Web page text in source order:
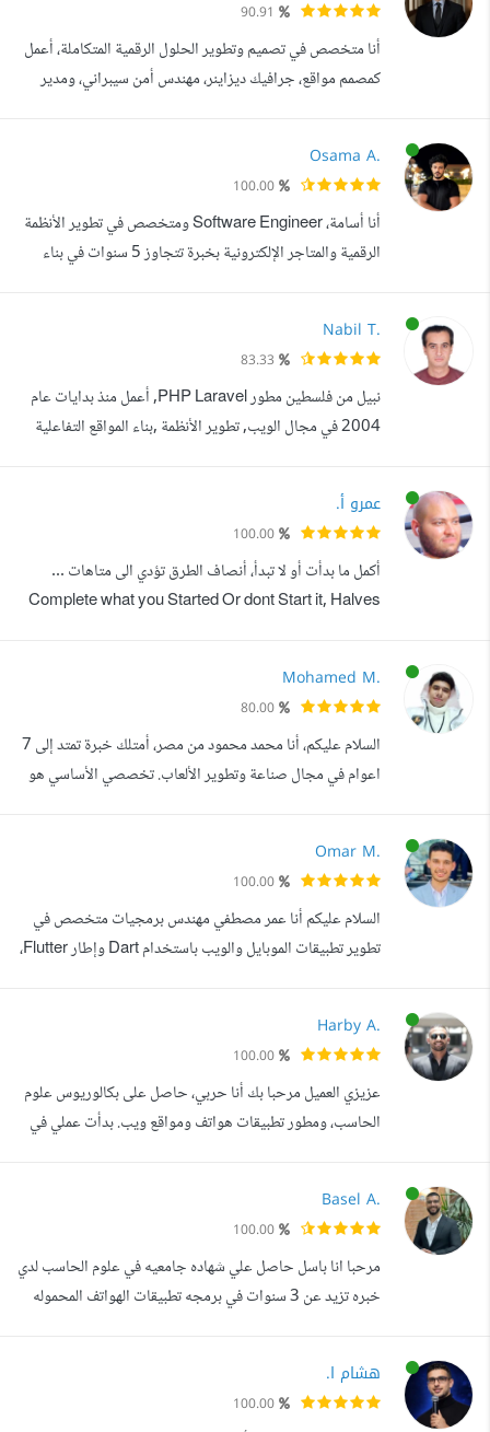
Flutter، مع إتقان Clean Architecture، MVVM، SOLID
Principles، BLoC/Cubit، والتعامل...
أنا متخصص في تصميم وتطوير الحلول الرقمية المتكاملة، أعمل
كمصمم مواقع، جرافيك ديزاينر، مهندس أمن سيبراني، ومدير
وقابلة للقياس. خريج كلية الحاسبات والمعلومات جامعة
وحاصل على شهادات معتمدة ...
Osama A.
أنا أسامة، Software Engineer ومتخصص في تطوير الأنظمة
الرقمية والمتاجر الإلكترونية بخبرة تتجاوز 5 سنوات في بناء
Integrations Automation Systems Server
Management وأعمل على تنفيذ مشاريع متكاملة تشمل:
تصميم وتطوير المواقع والمتاجر الإلكترونية، بناء الأنظمة
المخصصة، ر...
Nabil T.
نبيل من فلسطين مطور PHP Laravel, أعمل منذ بدايات عام
2004 في مجال الويب, تطوير الأنظمة ,بناء المواقع التفاعلية
الإنترنت وتحسين ظهورها في محركات البحث. سبق وأن أطلقت
أول مبادرة بالشرق الأوسط لحوسبة المنهاج العلمي لطلبة الثانوية
العامة في فلسطين, كما قمت ببناء أول موقع لتوصيل طلبات
المطاعم في...
عمرو أ.
أكمل ما بدأت أو لا تبدأ، أنصاف الطرق تؤدي الى متاهات ...
Complete what you Started Or dont Start it, Halves
programmer.
Mohamed M.
السلام عليكم، أنا محمد محمود من مصر، أمتلك خبرة تمتد إلى 7
اعوام في مجال صناعة وتطوير الألعاب. تخصصي الأساسي هو
مهارات متعددة ساهمت في إنجاز العديد من المشاريع الناجحة،
ومن أبرز هذه المهارات: كتابة المحتوى الإبداعي: القدرة على
كتابة م...
Omar M.
السلام عليكم أنا عمر مصطفي مهندس برمجيات متخصص في
تطوير تطبيقات الموبايل والويب باستخدام Dart وإطار Flutter،
ذات جودة عالية وكفاءة، وأسعى دائما لتقديم حلول تفوق
توقعات العملاء وتلبي جميع احتياجاتهم. من بين خبراتي: تصميم
واجهات التطبيقات (UI/UX) بشكل...
Harby A.
عزيزي العميل مرحبا بك أنا حربي، حاصل على بكالوريوس علوم
الحاسب، ومطور تطبيقات هواتف ومواقع ويب. بدأت عملي في
اعمالي ان اعرض عليك بشكل واضح العديد من المشاريع التي
قمت بها .. فضلا تفضل بزيارته و...
Basel A.
مرحبا انا باسل حاصل علي شهاده جامعيه في علوم الحاسب لدي
خبره تزيد عن 3 سنوات في برمجه تطبيقات الهواتف المحموله
قابل للتطوير و يعمل بكفائه عاليه و متجاوب مع جميع احجام
الشاشات و رفعه علي المتاجر App Store و Google Play
هشام ا.